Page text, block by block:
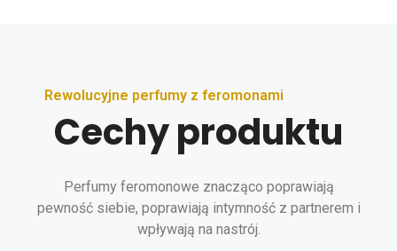
Rewolucyjne perfumy z feromonami
Cechy produktu
Perfumy feromonowe znacząco poprawiają
pewność siebie, poprawiają intymność z partnerem i
wpływają na nastrój.